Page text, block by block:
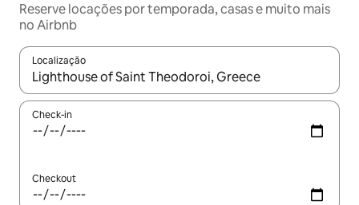
Reserve locações por temporada, casas e muito mais
no Airbnb
Localização
Quando os resultados estiverem disponíveis, explore-os
Check-in
Checkout